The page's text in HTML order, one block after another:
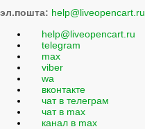
эл.пошта: help@liveopencart.ru
help@liveopencart.ru
telegram
max
viber
wa
вконтакте
чат в телеграм
чат в max
канал в max